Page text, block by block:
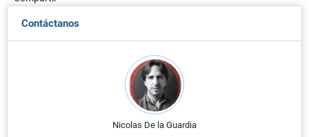
Contáctanos
Nicolas De la Guardia